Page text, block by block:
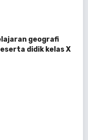
geografi
didik kelas X